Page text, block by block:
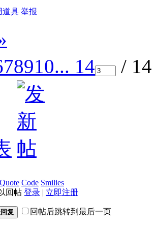
道具 举报
78910... 14 /
Quote Code Smilies
回帖 登录 | 立即注册
复 回帖后跳转到最后一页